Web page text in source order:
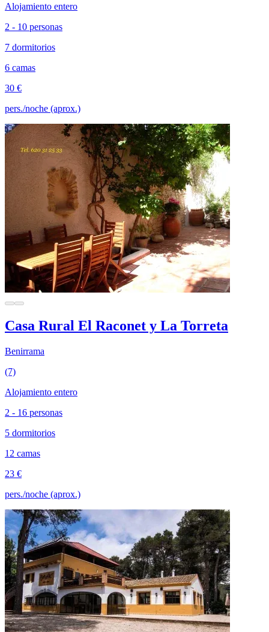
Alojamiento entero
2 - 10 personas
7 dormitorios
6 camas
30 €
pers./noche (aprox.)
Casa Rural El Raconet y La Torreta
Benirrama
(7)
Alojamiento entero
2 - 16 personas
5 dormitorios
12 camas
23 €
pers./noche (aprox.)